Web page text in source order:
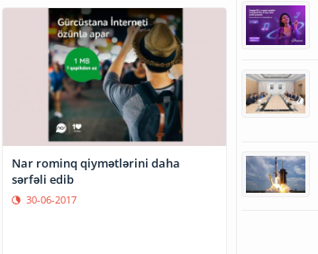
Nar rominq qiymətlərini daha
sərfəli edib
30-06-2017